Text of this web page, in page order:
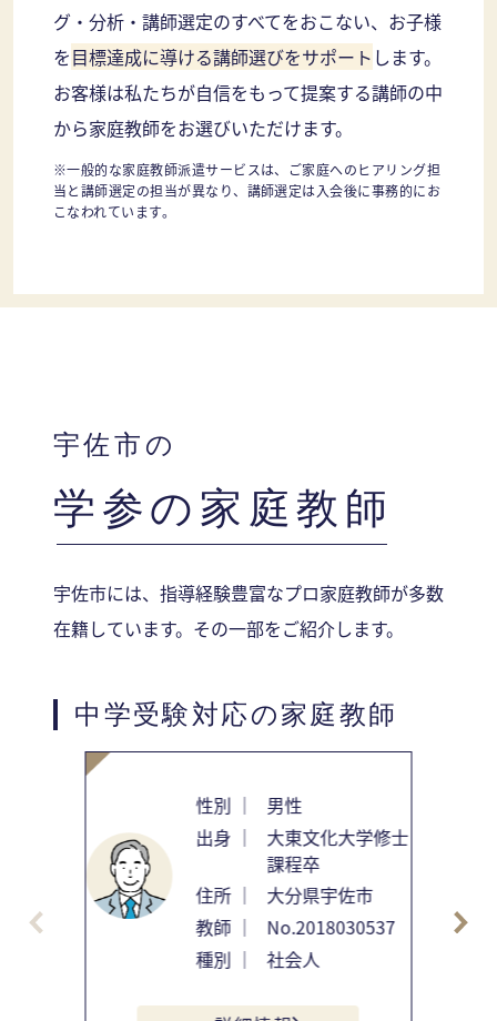
グ・分析・講師選定のすべてをおこない、お子様
を目標達成に導ける講師選びをサポート します。
お客様は私たちが自信をもって提案する講師の中
から家庭教師をお選びいただけます。
※一般的な家庭教師派遣サービスは、ご家庭へのヒアリング担
当と講師選定の担当が異なり、講師選定は入会後に事務的にお
こなわれています。
宇佐市の
学参の家庭教師
宇佐市には、指導経験豊富なプロ家庭教師が多数
在籍しています。その一部をご紹介します。
中学受験対応の家庭教師
性別 ｜
男性
出身 ｜
大東文化大学修士
課程卒
住所 ｜
大分県宇佐市
教師 ｜
No.2018030537
種別 ｜
社会人